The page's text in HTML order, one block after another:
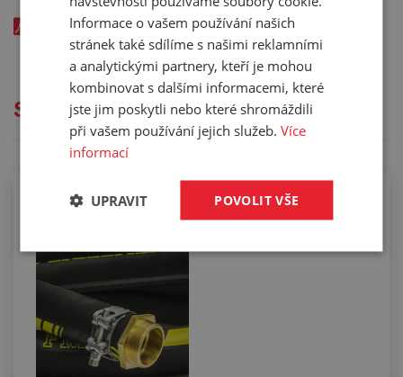
SILIKONOVÁ HADIČKA - katalogový list v EN (pdf) - kód:
05217xxx
Služby
Kompletace hadic koncovkami pomocí
Informace o vašem používání našich
stránek také sdílíme s našimi reklamními
a analytickými partnery, kteří je mohou
kombinovat s dalšími informacemi, které
jste jim poskytli nebo které shromáždili
při vašem používání jejich služeb.Více
informací
POVOLIT VŠE
UPRAVIT